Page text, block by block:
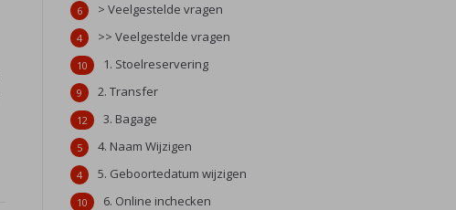
> Veelgestelde vragen
6
>> Veelgestelde vragen
4
1. Stoelreservering
10
2. Transfer
9
3. Bagage
12
4. Naam Wijzigen
5
5. Geboortedatum wijzigen
4
6. Online inchecken
10